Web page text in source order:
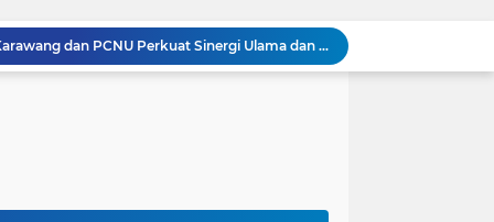
Silaturahmi Kapolresta Karawang dan PCNU Perkuat Sinergi Ulama dan Polri Jaga Kondusivitas Daerah
Perkuat Sinergitas, Kapolresta Karawang Kombes Mario Prahatinto Silaturahmi Awak Media